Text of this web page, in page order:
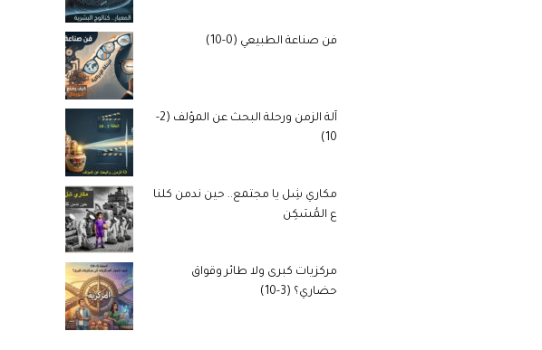
فن صناعة الطبيعي (0-10)
آلة الزمن ورحلة البحث عن المؤلف (2-
10)
مكاري شِل يا مجتمع.. حين ندمن كلنا
ع المُسَكِن
مركزيات كبرى ولا طائر وقواق
حضاري؟ (3-10)